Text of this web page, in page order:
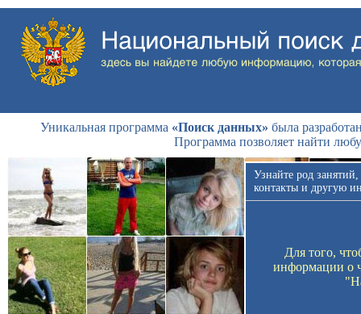
Уникальная программа «Поиск данных» была
Программа позволяет найти
Узнайте род
контакты и другую
Для того,
информации о